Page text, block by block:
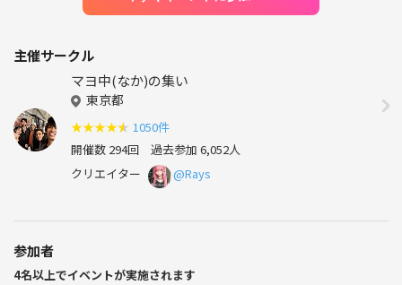
主催サークル
マヨ中(なか)の集い
東京都
★★★★★ 1050件
開催数 294回 過去参加 6,052人
クリエイター
@Rays
参加者
4名以上でイベントが実施されます